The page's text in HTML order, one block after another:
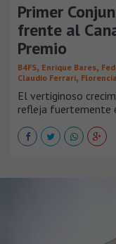
Primer
frente al
Premio
B4FS, Enrique Bares,
Claudio Ferrari,
El vertiginoso
refleja fuertemente